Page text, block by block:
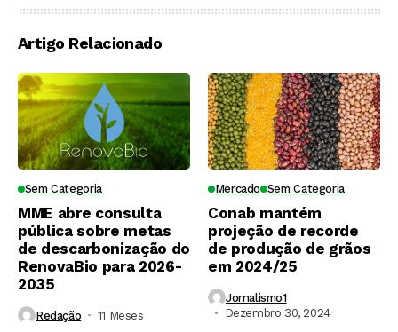
Artigo Relacionado
Sem Categoria
MME abre consulta
pública sobre metas
de descarbonização do
RenovaBio para 2026-
2035
Redação 11 Meses ⁮
Mercado Sem Categoria
Conab mantém
projeção de recorde
de produção de grãos
em 2024/25
Jornalismo1
Dezembro 30, 2024